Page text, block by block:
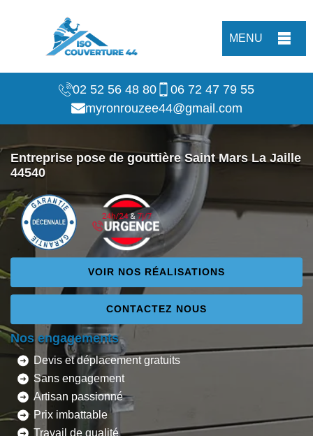
MENU
02 52 56 48 80
06 72 47 79 55
myronrouzee44@gmail.com
Entreprise pose de gouttière Saint Mars La Jaille
44540
VOIR NOS RÉALISATIONS
CONTACTEZ NOUS
Nos engagements
Devis et déplacement gratuits
Sans engagement
Artisan passionné
Prix imbattable
Travail de qualité